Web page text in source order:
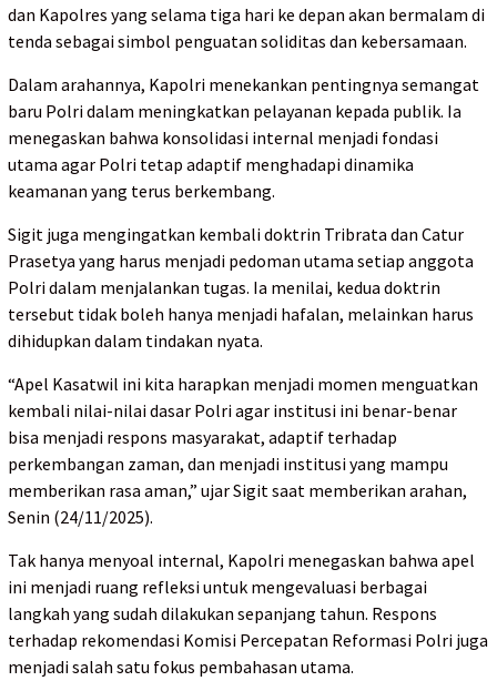
dan Kapolres yang selama tiga hari ke depan akan bermalam di
tenda sebagai simbol penguatan soliditas dan kebersamaan.
Dalam arahannya, Kapolri menekankan pentingnya semangat
baru Polri dalam meningkatkan pelayanan kepada publik. Ia
menegaskan bahwa konsolidasi internal menjadi fondasi
utama agar Polri tetap adaptif menghadapi dinamika
keamanan yang terus berkembang.
Sigit juga mengingatkan kembali doktrin Tribrata dan Catur
Prasetya yang harus menjadi pedoman utama setiap anggota
Polri dalam menjalankan tugas. Ia menilai, kedua doktrin
tersebut tidak boleh hanya menjadi hafalan, melainkan harus
dihidupkan dalam tindakan nyata.
“Apel Kasatwil ini kita harapkan menjadi momen menguatkan
kembali nilai-nilai dasar Polri agar institusi ini benar-benar
bisa menjadi respons masyarakat, adaptif terhadap
perkembangan zaman, dan menjadi institusi yang mampu
memberikan rasa aman,” ujar Sigit saat memberikan arahan,
Senin (24/11/2025).
Tak hanya menyoal internal, Kapolri menegaskan bahwa apel
ini menjadi ruang refleksi untuk mengevaluasi berbagai
langkah yang sudah dilakukan sepanjang tahun. Respons
terhadap rekomendasi Komisi Percepatan Reformasi Polri juga
menjadi salah satu fokus pembahasan utama.